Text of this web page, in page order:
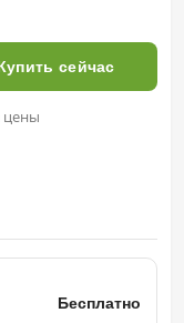
сейчас
цены
Бесплатно